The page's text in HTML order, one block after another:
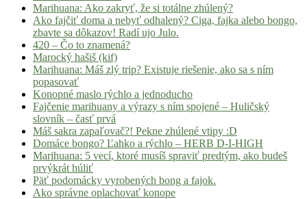
Marihuana: Ako zakryť, že si totálne zhúlený?
Ako fajčiť doma a nebyť odhalený? Ciga, fajka alebo bongo,
zbavte sa dôkazov! Radí ujo Julo.
420 – Čo to znamená?
Marocký hašiš (kif)
Marihuana: Máš zlý trip? Existuje riešenie, ako sa s ním
popasovať
Konopné maslo rýchlo a jednoducho
Fajčenie marihuany a výrazy s ním spojené – Huličský
slovník – časť prvá
Máš sakra zapaľovač?! Pekne zhúlené vtipy :D
Domáce bongo? Ľahko a rýchlo – HERB D-I-HIGH
Marihuana: 5 vecí, ktoré musíš spraviť predtým, ako budeš
prvýkrát húliť
Päť podomácky vyrobených bong a fajok.
Ako správne oplachovať konope